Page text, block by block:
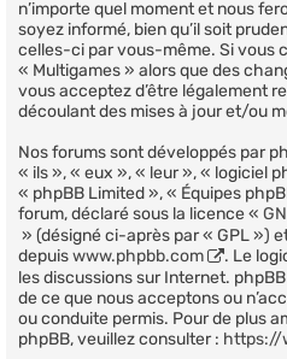
n’importe quel moment et nous
soyez informé, bien qu’il soit
celles-ci par vous-même. Si vous
« Multigames » alors que des
vous acceptez d’être légalement
découlant des mises à jour et/ou
Nos forums sont développés par
« ils », « eux », « leur », « logiciel
« phpBB Limited », « Équipes
forum, déclaré sous la licence «
» (désigné ci-après par « GPL »)
depuiswww.phpbb.com
. Le
les discussions sur Internet.
de ce que nous acceptons ou
ou conduite permis. Pour de plus
phpBB, veuillez consulter : https://